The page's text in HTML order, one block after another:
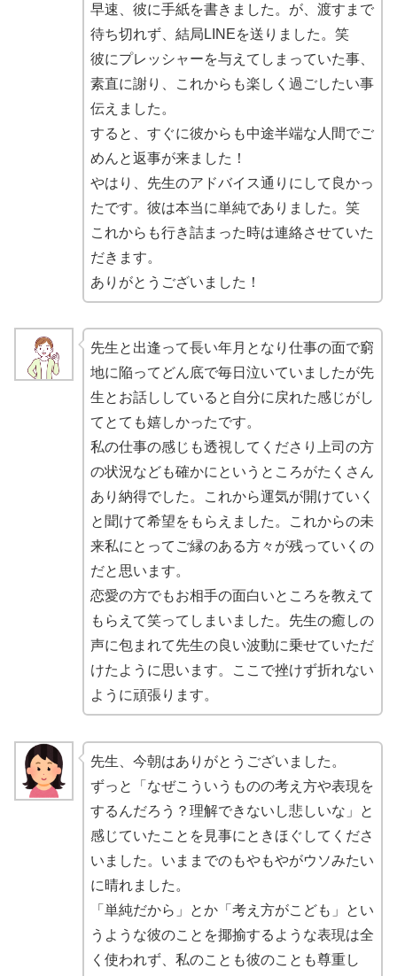
早速、彼に手紙を書きました。が、渡すまで
待ち切れず、結局LINEを送りました。笑
彼にプレッシャーを与えてしまっていた事、
素直に謝り、これからも楽しく過ごしたい事
伝えました。
すると、すぐに彼からも中途半端な人間でご
めんと返事が来ました！
やはり、 先生のアドバイス通りにして良かっ
たです。彼は本当に単純でありました。笑
これからも行き詰まった時は連絡させていた
だきます。
ありがとうございました！
先生と出逢って長い年月となり仕事の面で窮
地に陥ってどん底で毎日泣いていましたが先
生とお話ししていると自分に戻れた感じがし
てとても嬉しかったです。
私の仕事の感じも透視してくださり上司の方
の状況なども確かにというところがたくさん
あり納得でした。これから運気が開けていく
と聞けて希望をもらえました。
これからの未
来私にとってご縁のある方々が残っていくの
だと思います。
恋愛の方でもお相手の面白いところを教えて
もらえて笑ってしまいました。 先生の癒しの
声に包まれて先生の良い波動に乗せていただ
けたように思います。
ここで挫けず折れない
ように頑張ります。
先生、今朝はありがとうございました。
ずっと「なぜこういうものの考え方や表現を
するんだろう？理解できないし悲しいな」と
感じていたことを見事にときほぐしてくださ
いました。 いままでのもやもやがウソみたい
に晴れました。
「単純だから」とか「考え方がこども」とい
うような彼のことを揶揄するような表現は全
く使われず、私のことも彼のことも尊重し